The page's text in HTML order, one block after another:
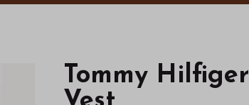
Tommy Hilfiger